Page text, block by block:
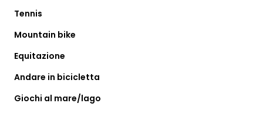
Tennis
Mountain bike
Equitazione
Andare in bicicletta
Giochi al mare/lago